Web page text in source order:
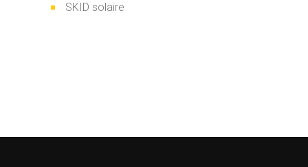
SKID solaire